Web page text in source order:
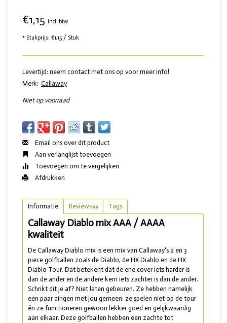
€1,15 Incl. btw
* Stukprijs: €1,15 / Stuk
Levertijd: neem contact met ons op voor meer info!
Merk: Callaway
Niet op voorraad
Email ons over dit product
Aan verlanglijst toevoegen
Toevoegen om te vergelijken
Afdrukken
Informatie Reviews (0) Tags
Callaway Diablo mix AAA / AAAA
kwaliteit
De Callaway Diablo mix is een mix van Callaway's 2 en 3
piece golfballen zoals de Diablo, de HX Diablo en de HX
Diablo Tour. Dat betekent dat de ene cover iets harder is
dan de ander en de andere kern iets zachter is dan de ander.
Schrikt dit je af? Niet laten gebeuren. Ze hebben namelijk
een paar dingen met jou gemeen: ze spelen niet op de tour
én ze functioneren gewoon lekker goed en gelijkwaardig
aan elkaar. Deze golfballen hebben een zachte tot